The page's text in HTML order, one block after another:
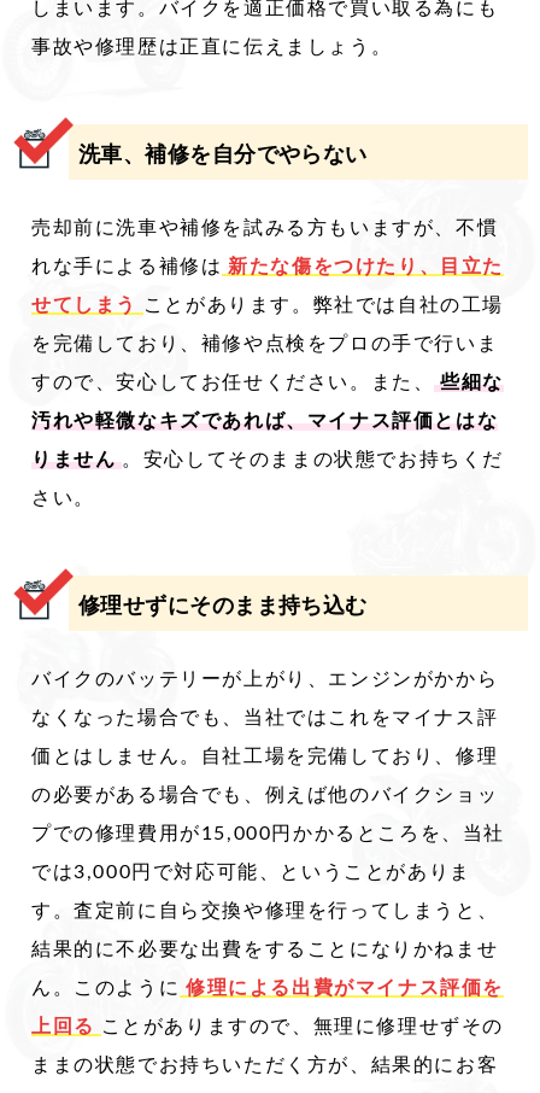
しまいます。バイクを適正価格で買い取る為にも
事故や修理歴は正直に伝えましょう。
洗車、補修を自分でやらない
売却前に洗車や補修を試みる方もいますが、不慣
れな手による補修は 新たな傷をつけたり、目立た
せてしまう
ことがあります。弊社では自社の工場
を完備しており、補修や点検をプロの手で行いま
すので、安心してお任せください。また、 些細な
汚れや軽微なキズであれば、マイナス評価とはな
りません 。安心してそのままの状態でお持ちくだ
さい。
修理せずにそのまま持ち込む
バイクのバッテリーが上がり、エンジンがかから
なくなった場合でも、当社ではこれをマイナス評
価とはしません。自社工場を完備しており、修理
の必要がある場合でも、例えば他のバイクショッ
プでの修理費用が15,000円かかるところを、当社
では3,000円で対応可能、ということがありま
す。査定前に自ら交換や修理を行ってしまうと、
結果的に不必要な出費をすることになりかねませ
ん。このように 修理による出費がマイナス評価を
上回る
ことがありますので、無理に修理せずその
ままの状態でお持ちいただく方が、結果的にお客